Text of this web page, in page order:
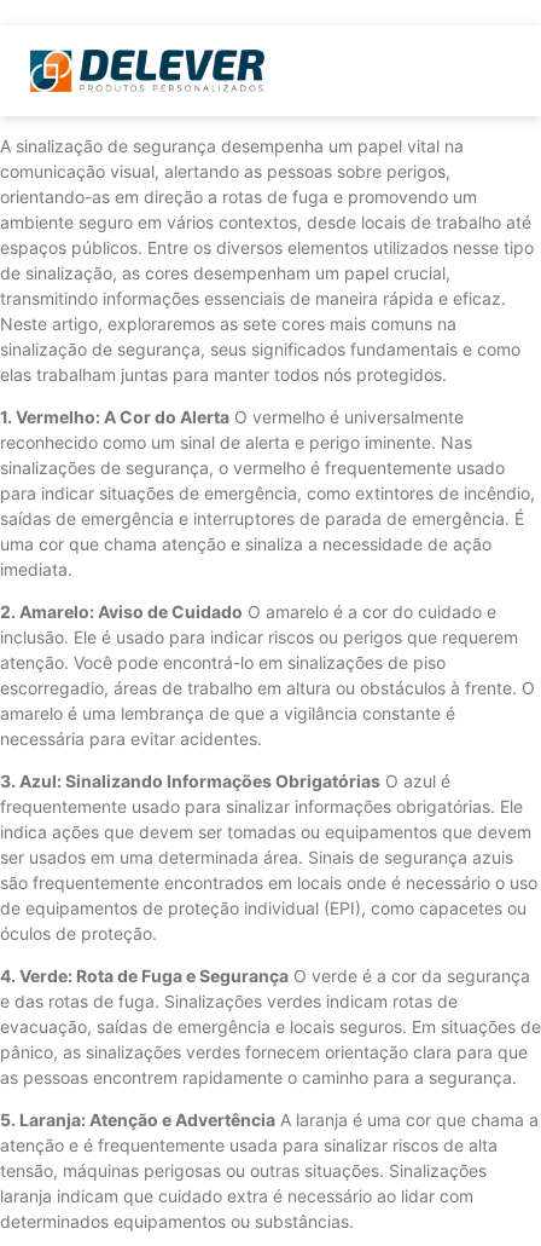
A sinalização de segurança desempenha um papel vital na
comunicação visual, alertando as pessoas sobre perigos,
orientando-as em direção a rotas de fuga e promovendo um
ambiente seguro em vários contextos, desde locais de trabalho até
espaços públicos. Entre os diversos elementos utilizados nesse tipo
de sinalização, as cores desempenham um papel crucial,
transmitindo informações essenciais de maneira rápida e eficaz.
Neste artigo, exploraremos as sete cores mais comuns na
sinalização de segurança, seus significados fundamentais e como
elas trabalham juntas para manter todos nós protegidos.
1. Vermelho: A Cor do Alerta O vermelho é universalmente
reconhecido como um sinal de alerta e perigo iminente. Nas
sinalizações de segurança, o vermelho é frequentemente usado
para indicar situações de emergência, como extintores de incêndio,
saídas de emergência e interruptores de parada de emergência. É
uma cor que chama atenção e sinaliza a necessidade de ação
imediata.
2. Amarelo: Aviso de Cuidado O amarelo é a cor do cuidado e
inclusão. Ele é usado para indicar riscos ou perigos que requerem
atenção. Você pode encontrá-lo em sinalizações de piso
escorregadio, áreas de trabalho em altura ou obstáculos à frente. O
amarelo é uma lembrança de que a vigilância constante é
necessária para evitar acidentes.
3. Azul: Sinalizando Informações Obrigatórias O azul é
frequentemente usado para sinalizar informações obrigatórias. Ele
indica ações que devem ser tomadas ou equipamentos que devem
ser usados ​​em uma determinada área. Sinais de segurança azuis
são frequentemente encontrados em locais onde é necessário o uso
de equipamentos de proteção individual (EPI), como capacetes ou
óculos de proteção.
4. Verde: Rota de Fuga e Segurança O verde é a cor da segurança
e das rotas de fuga. Sinalizações verdes indicam rotas de
evacuação, saídas de emergência e locais seguros. Em situações de
pânico, as sinalizações verdes fornecem orientação clara para que
as pessoas encontrem rapidamente o caminho para a segurança.
5. Laranja: Atenção e Advertência A laranja é uma cor que chama a
atenção e é frequentemente usada para sinalizar riscos de alta
tensão, máquinas perigosas ou outras situações. Sinalizações
laranja indicam que cuidado extra é necessário ao lidar com
determinados equipamentos ou substâncias.